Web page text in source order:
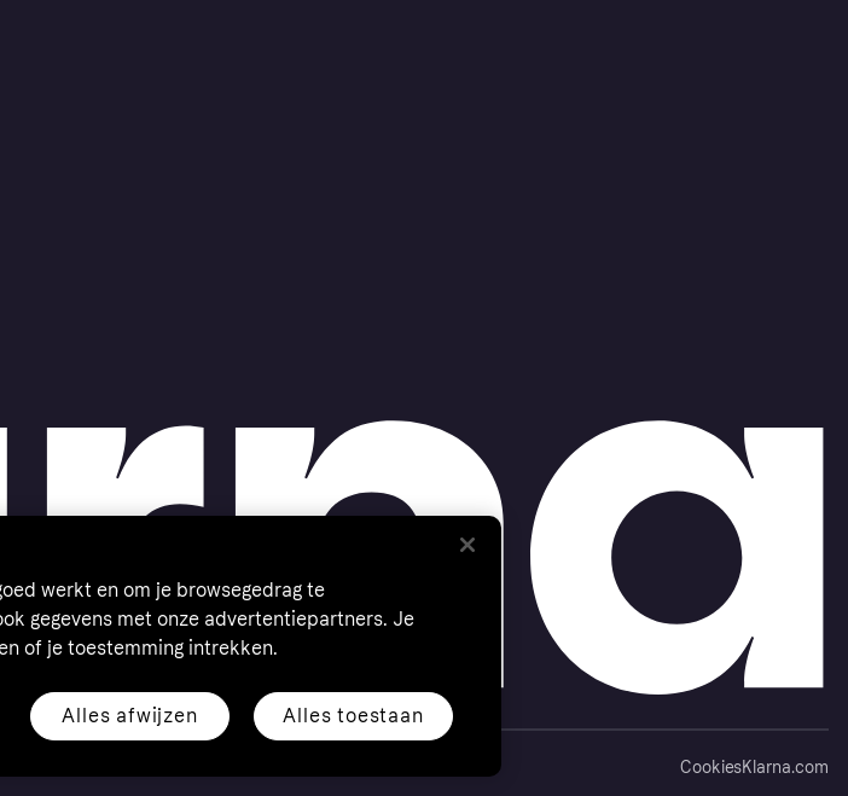
111 34
CookiesKlarna.com
werkt en om je browsegedrag te
gegevens met onze advertentiepartners. Je
of je toestemming intrekken.
Alles afwijzen Alles toestaan